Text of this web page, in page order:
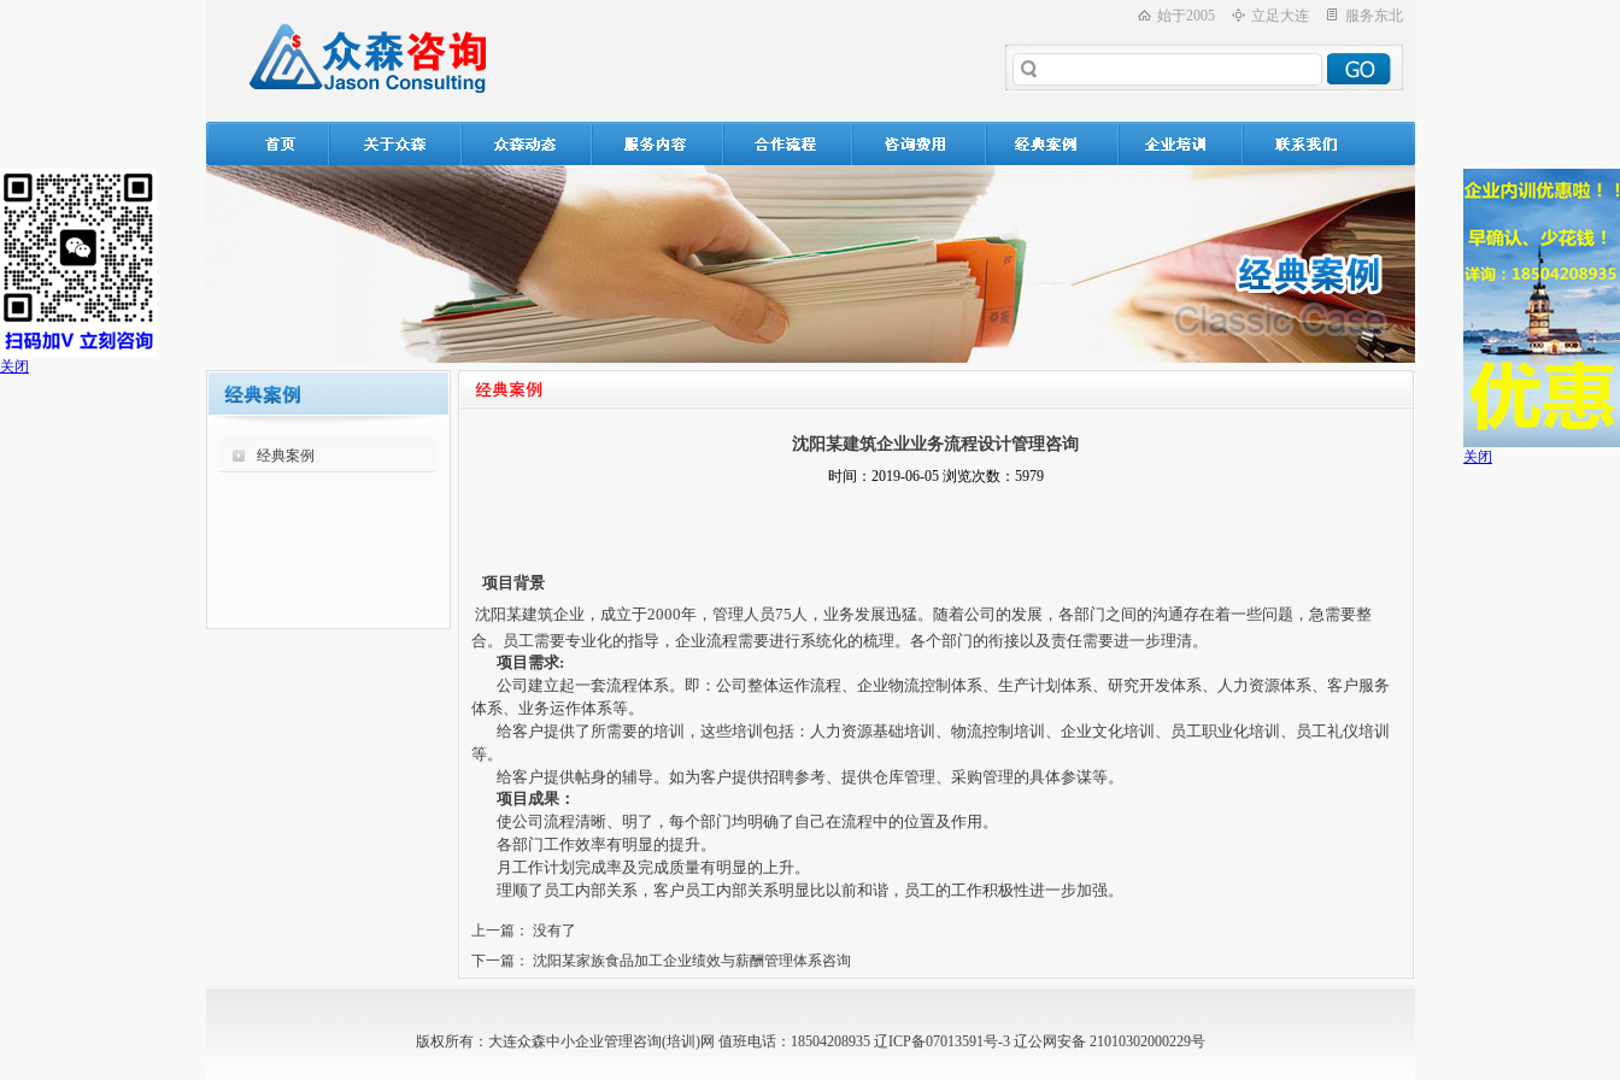
始于2005 立足大连 服务东北
经典案例
沈阳某建筑企业业务流程设计管理咨询
时间：2019-06-05 浏览次数：5979
项目背景
沈阳某建筑企业，成立于2000年，管理人员75人，业务发展迅猛。随着公司的发展，各部门之间的沟通存在着一些问题，急需要整
合。员工需要专业化的指导，企业流程需要进行系统化的梳理。各个部门的衔接以及责任需要进一步理清。
项目需求:
公司建立起一套流程体系。即：公司整体运作流程、企业物流控制体系、生产计划体系、研究开发体系、人力资源体系、客户服务
体系、业务运作体系等。
给客户提供了所需要的培训，这些培训包括：人力资源基础培训、物流控制培训、企业文化培训、员工职业化培训、员工礼仪培训
等。
给客户提供帖身的辅导。如为客户提供招聘参考、提供仓库管理、采购管理的具体参谋等。
项目成果：
使公司流程清晰、明了，每个部门均明确了自己在流程中的位置及作用。
各部门工作效率有明显的提升。
月工作计划完成率及完成质量有明显的上升。
理顺了员工内部关系，客户员工内部关系明显比以前和谐，员工的工作积极性进一步加强。
上一篇： 没有了
下一篇： 沈阳某家族食品加工企业绩效与薪酬管理体系咨询
版权所有：大连众森中小企业管理咨询(培训)网 值班电话：18504208935 辽ICP备07013591号-3辽公网安备 21010302000229号
关闭
关闭